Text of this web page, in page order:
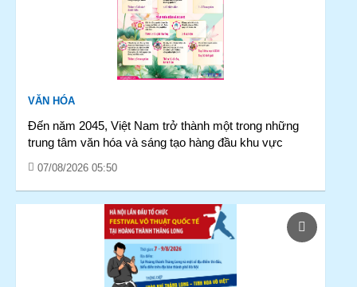
VĂN HÓA
Đến năm 2045, Việt Nam trở thành một trong những
trung tâm văn hóa và sáng tạo hàng đầu khu vực
07/08/2026 05:50